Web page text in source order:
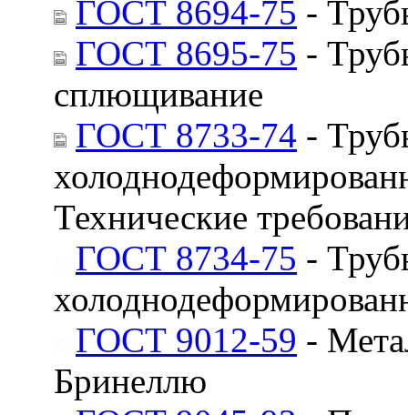
ГОСТ 8694-75 -
ГОСТ 8695-75 -
сплющивание
ГОСТ 8733-74 -
Технические
ГОСТ 8734-75 -
ГОСТ 9012-59 -
Бринеллю